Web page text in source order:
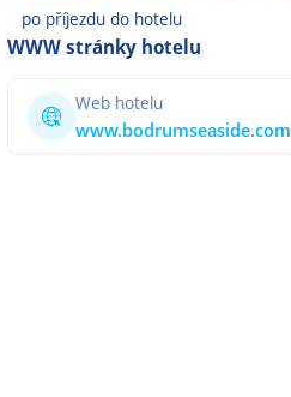
po příjezdu do hotelu
WWW stránky hotelu
Web hotelu
www.bodrumseaside.com